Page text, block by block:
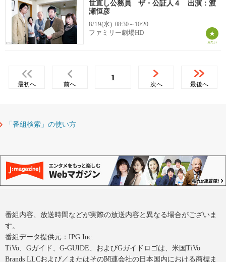
世直し公務員 ザ・公証人４ 出演：渡
瀬恒彦
8/19(水) 08:30～10:20
ファミリー劇場HD
最初へ 前へ
1
次へ 最後へ
「番組検索」の使い方
番組内容、放送時間などが実際の放送内容と異なる場合がございま
す。
番組データ提供元：IPG Inc.
TiVo、Gガイド、G-GUIDE、およびGガイドロゴは、米国TiVo
Brands LLCおよび／またはその関連会社の日本国内における商標ま